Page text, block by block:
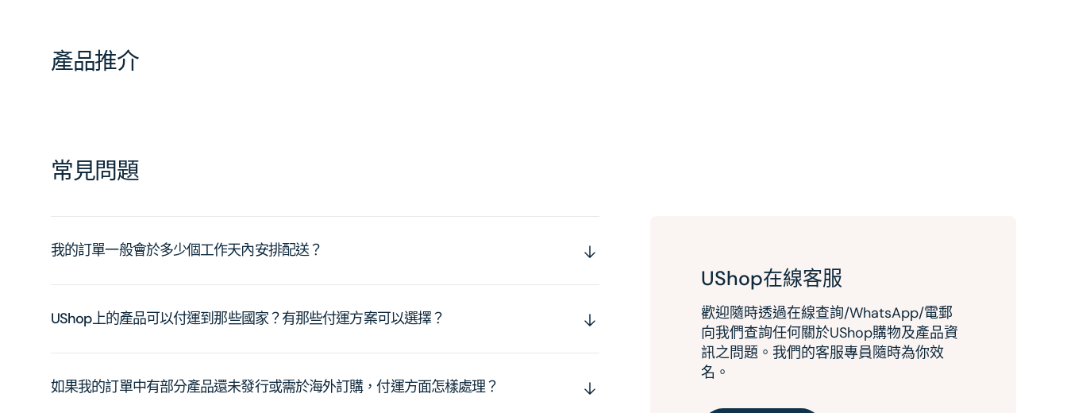
產品推介
常見問題
我的訂單一般會於多少個工作天內安排配送？
UShop上的產品可以付運到那些國家？有那些付運方案可以選擇？
如果我的訂單中有部分產品還未發行或需於海外訂購，付運方面怎樣處理？
UShop在線客服
歡迎隨時透過在線查詢/WhatsApp/電郵
向我們查詢任何關於UShop購物及產品資
訊之問題。我們的客服專員隨時為你效
名。